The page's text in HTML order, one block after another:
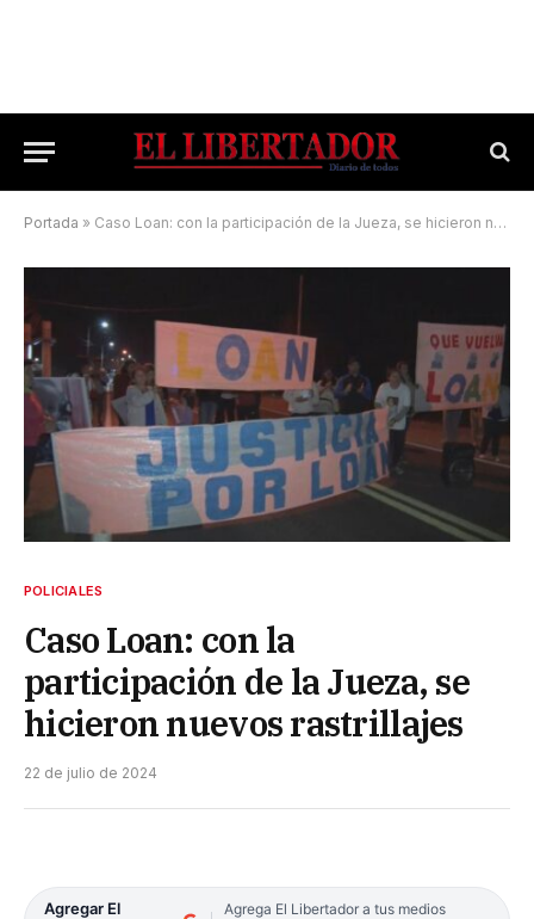
Portada » Caso Loan: con la participación de la Jueza, se hicieron nuevos rastrillajes
POLICIALES
Caso Loan: con la
participación de la Jueza, se
hicieron nuevos rastrillajes
22 de julio de 2024
Agregar El
Agrega El Libertador a tus medios